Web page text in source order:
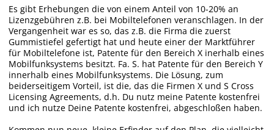
Es gibt Erhebungen die von einem Anteil von 10-20% an
Lizenzgebühren z.B. bei Mobiltelefonen veranschlagen. In der
Vergangenheit war es so, das z.B. die Firma die zuerst
Gummistiefel gefertigt hat und heute einer der Marktführer
für Mobiltelefone ist, Patente für den Bereich X inerhalb eines
Mobilfunksystems besitzt. Fa. S. hat Patente für den Bereich Y
innerhalb eines Mobilfunksystems. Die Lösung, zum
beiderseitigem Vorteil, ist die, das die Firmen X und S Cross
Licensing Agreements, d.h. Du nutz meine Patente kostenfrei
und ich nutze Deine Patente kostenfrei, abgeschloßen haben.